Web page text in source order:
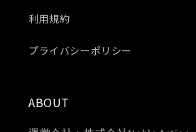
利用規約
プライバシーポリシー
ABOUT